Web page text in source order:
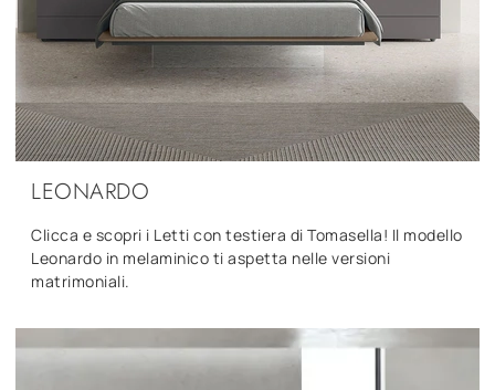
LEONARDO
Clicca e scopri i Letti con testiera di Tomasella! Il modello
Leonardo in melaminico ti aspetta nelle versioni
matrimoniali.